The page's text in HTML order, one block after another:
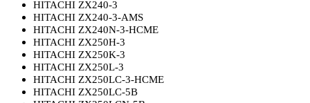
HITACHI ZX240-3
HITACHI ZX240-3-AMS
HITACHI ZX240N-3-HCME
HITACHI ZX250H-3
HITACHI ZX250K-3
HITACHI ZX250L-3
HITACHI ZX250LC-3-HCME
HITACHI ZX250LC-5B